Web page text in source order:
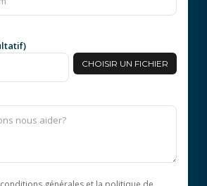
CHOISIR UN FICHIER